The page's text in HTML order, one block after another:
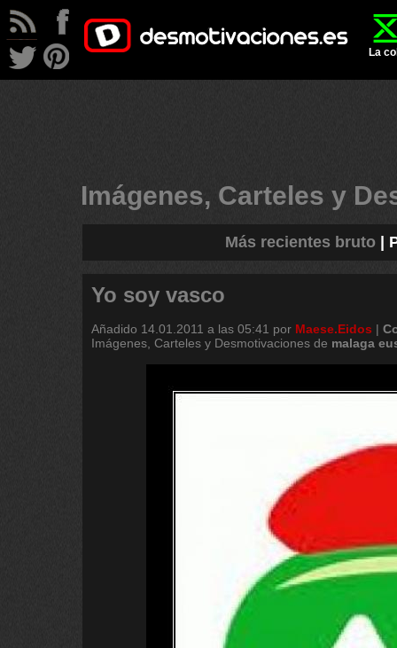
La
Imágenes, Carteles y
Más recientes bruto|
Yo soy vasco
Añadido 14.01.2011 a las 05:41 por Maese.Eidos |
Imágenes, Carteles y Desmotivaciones de malaga